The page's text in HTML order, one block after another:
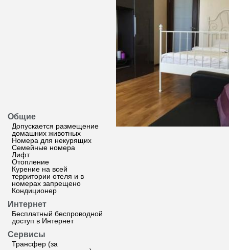
Общие
Допускается размещение
домашних животных
Номера для некурящих
Семейные номера
Лифт
Отопление
Курение на всей
территории отеля и в
номерах запрещено
Кондиционер
Интернет
Бесплатный беспроводной
доступ в Интернет
Сервисы
Трансфер (за